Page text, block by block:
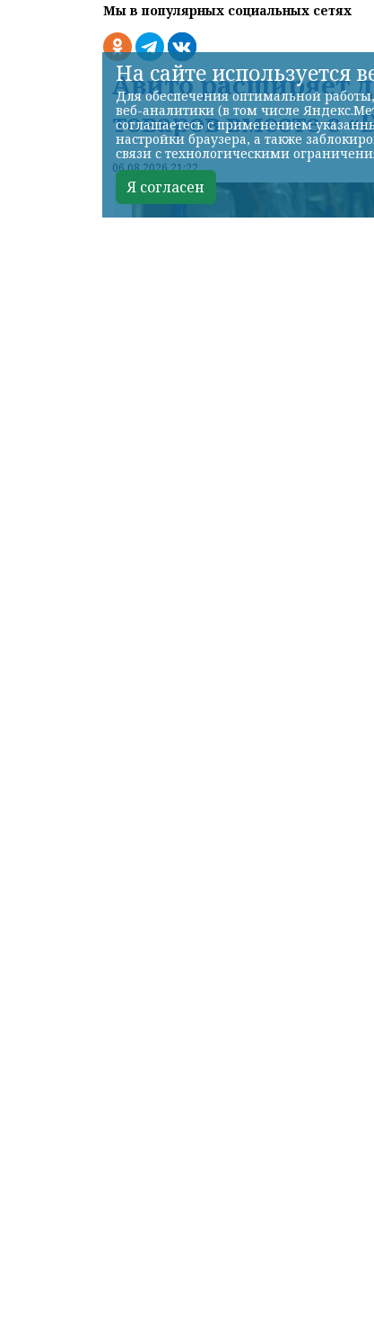
Мы в популярных социальных сетях
Авито расширяет
товаров вместе с
06.08.2026 21:22
На сайте используется
Для обеспечения оптимальной
веб-аналитики (в том числе
соглашаетесь с применением
настройки браузера, а также
связи с технологическими
Я согласен